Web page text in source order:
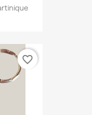
favorite_border